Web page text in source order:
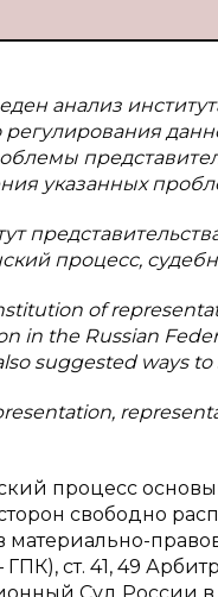
анализ
указанных
процесс,
of
in the Russian
suggested ways
процесс
свободно
материально-
ст. 41, 49